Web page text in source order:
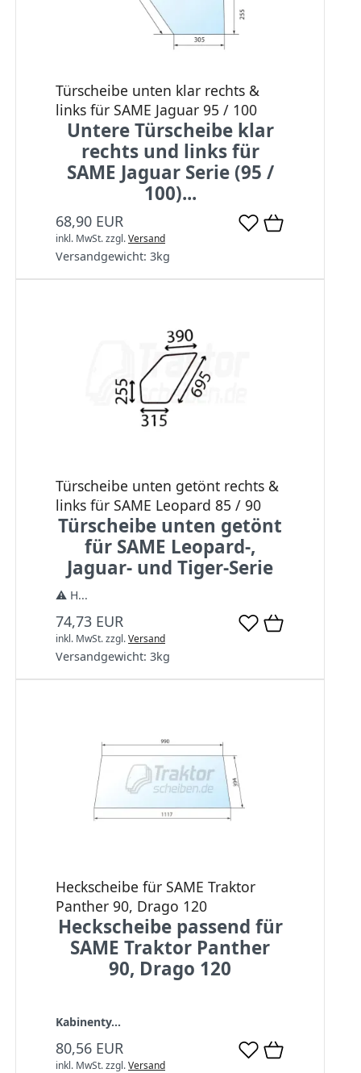
Türscheibe unten klar rechts &
links für SAME Jaguar 95 / 100
Untere Türscheibe klar
rechts und links für
SAME Jaguar Serie (95 /
100)...
68,90 EUR
inkl. MwSt.zzgl.Versand
Versandgewicht: 3kg
Türscheibe unten getönt rechts &
links für SAME Leopard 85 / 90
Türscheibe unten getönt
für SAME Leopard-,
Jaguar- und Tiger-Serie
⚠️ H...
74,73 EUR
inkl. MwSt.zzgl.Versand
Versandgewicht: 3kg
Heckscheibe für SAME Traktor
Panther 90, Drago 120
Heckscheibe passend für
SAME Traktor Panther
90, Drago 120
Kabinenty...
80,56 EUR
inkl. MwSt.zzgl.Versand